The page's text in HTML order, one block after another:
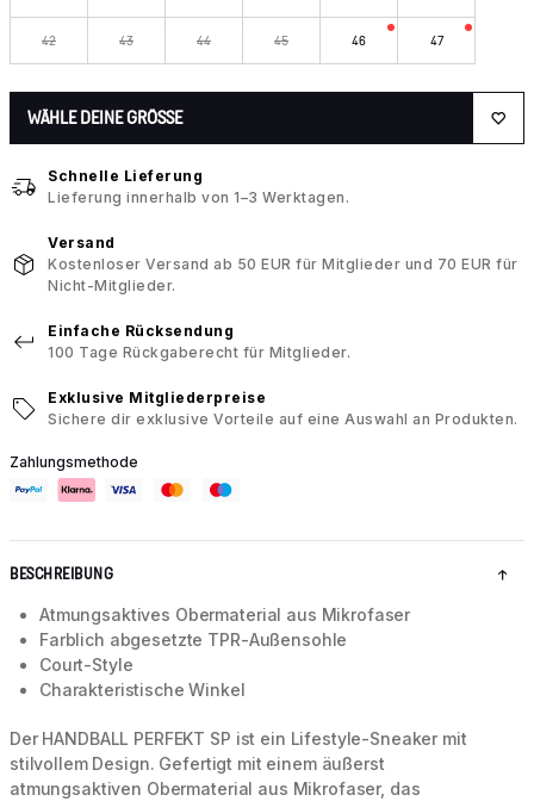
42 43 44 45 46 47
WÄHLE DEINE GRÖSSE
Schnelle Lieferung
Lieferung innerhalb von 1–3 Werktagen.
Versand
Kostenloser Versand ab 50 EUR für Mitglieder und 70 EUR für
Nicht-Mitglieder.
Einfache Rücksendung
100 Tage Rückgaberecht für Mitglieder.
Exklusive Mitgliederpreise
Sichere dir exklusive Vorteile auf eine Auswahl an Produkten.
Zahlungsmethode
BESCHREIBUNG
Atmungsaktives Obermaterial aus Mikrofaser
Farblich abgesetzte TPR-Außensohle
Court-Style
Charakteristische Winkel
Der HANDBALL PERFEKT SP ist ein Lifestyle-Sneaker mit
stilvollem Design. Gefertigt mit einem äußerst
atmungsaktiven Obermaterial aus Mikrofaser, das